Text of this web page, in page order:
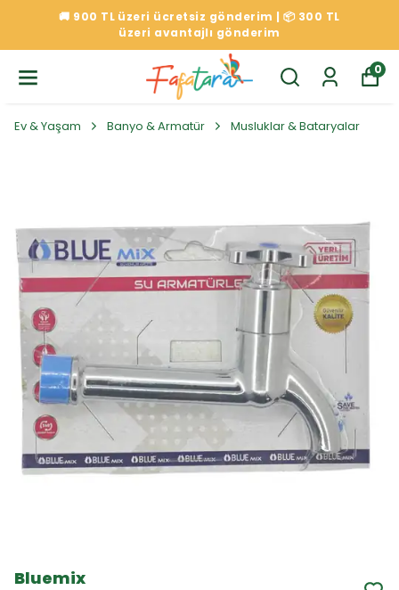
🚚 900 TL üzeri ücretsiz gönderim | 📦 300 TL
üzeri avantajlı gönderim
0
Ev & Yaşam Banyo & Armatür Musluklar & Bataryalar
Bluemix